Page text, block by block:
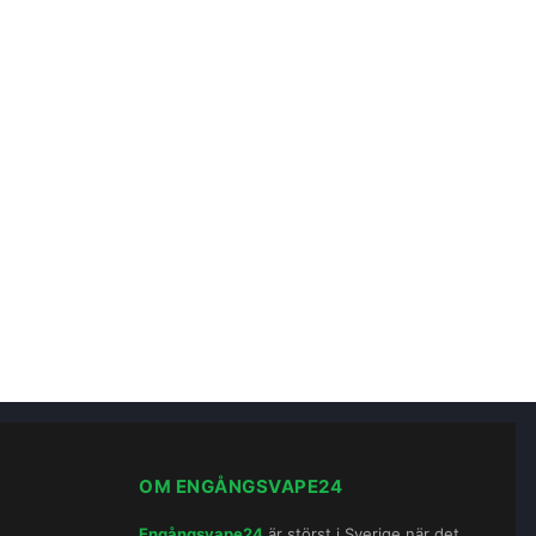
OM ENGÅNGSVAPE24